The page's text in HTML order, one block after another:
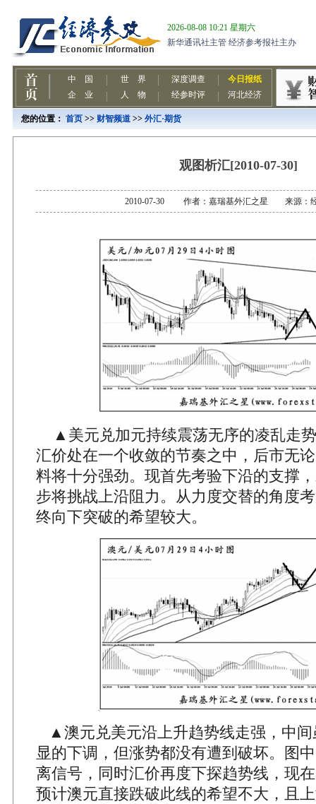
您的位置： 首页 >> 财智频道 >> 外汇·期货
观图析汇[2010-07-30]
2010-07-30 作者：嘉瑞基外汇之星 来源：
▲美元兑加元持续震荡无序的凌乱走
汇价处在一个收敛的节奏之中，后市无
料将十分强劲。现首先考验下沿的支撑
步将挑战上沿阻力。从力度交替的角度
终向下突破的希望较大。
▲澳元兑美元沿上升趋势线走强，中间
显的下调，但涨势都没有遭到破坏。图
离信号，同时汇价再度下探趋势线，现
预计澳元直接跌破此线的希望不大，且